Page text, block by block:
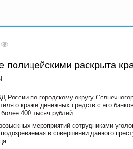
полицейскими раскрыта
по городскому округу
о краже денежных средств с его
400 тысяч рублей.
мероприятий сотрудниками
в совершении данного